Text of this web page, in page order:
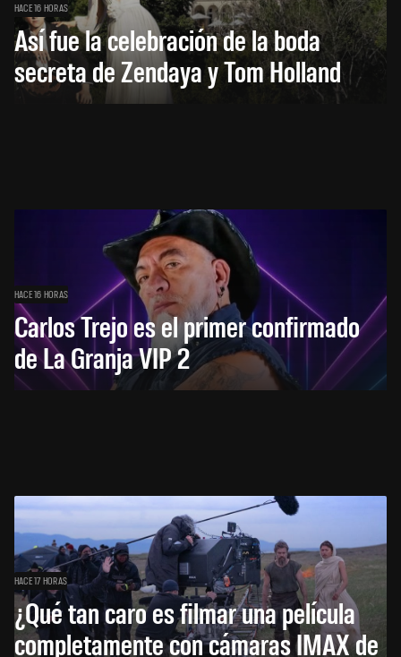
HACE 16 HORAS
Así fue la celebración de la boda
secreta de Zendaya y Tom Holland
HACE 16 HORAS
Carlos Trejo es el primer confirmado
de La Granja VIP 2
HACE 17 HORAS
¿Qué tan caro es filmar una película
completamente con cámaras IMAX de